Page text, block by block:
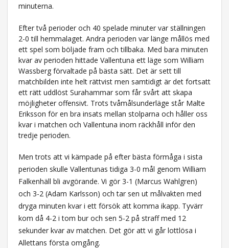
minuterna.
Efter två perioder och 40 spelade minuter var ställningen
2-0 till hemmalaget. Andra perioden var länge mållös med
ett spel som böljade fram och tillbaka. Med bara minuten
kvar av perioden hittade Vallentuna ett läge som William
Wassberg förvaltade på bästa sätt. Det är sett till
matchbilden inte helt rättvist men samtidigt är det fortsatt
ett rätt uddlöst Surahammar som får svårt att skapa
möjligheter offensivt. Trots tvåmålsunderläge står Malte
Eriksson för en bra insats mellan stolparna och håller oss
kvar i matchen och Vallentuna inom räckhåll inför den
tredje perioden.
Men trots att vi kämpade på efter bästa förmåga i sista
perioden skulle Vallentunas tidiga 3-0 mål genom William
Falkenhäll bli avgörande. Vi gör 3-1 (Marcus Wahlgren)
och 3-2 (Adam Karlsson) och tar sen ut målvakten med
dryga minuten kvar i ett försök att komma ikapp. Tyvärr
kom då 4-2 i tom bur och sen 5-2 på straff med 12
sekunder kvar av matchen. Det gör att vi går lottlösa i
Allettans första omgång.